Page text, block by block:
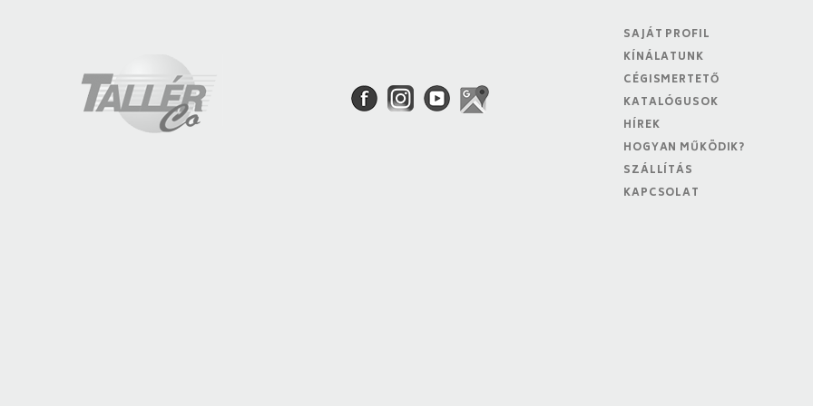
SAJÁT PROFIL
KÍNÁLATUNK
CÉGISMERTETŐ
KATALÓGUSOK
HÍREK
HOGYAN MŰKÖDIK?
SZÁLLÍTÁS
KAPCSOLAT